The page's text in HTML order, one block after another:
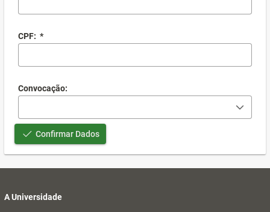
CPF: *
Convocação:
Confirmar Dados
A Universidade